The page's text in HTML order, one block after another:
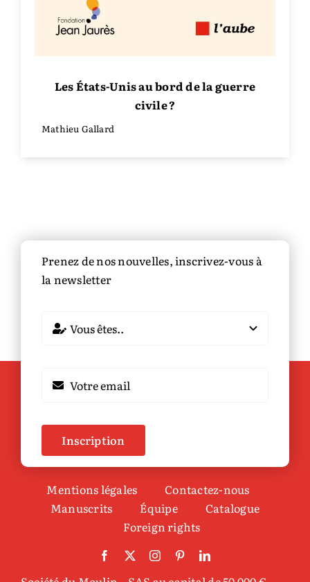
Les États-Unis au bord de la guerre
civile ?
Mathieu Gallard
Prenez de nos nouvelles, inscrivez-vous à
la newsletter
Inscription
Mentions légales
Contactez-nous
Manuscrits
Équipe
Catalogue
Foreign rights